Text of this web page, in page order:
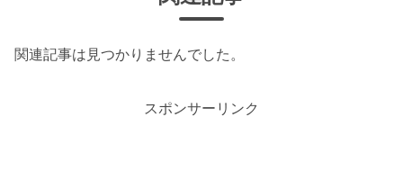
関連記事は見つかりませんでした。
スポンサーリンク